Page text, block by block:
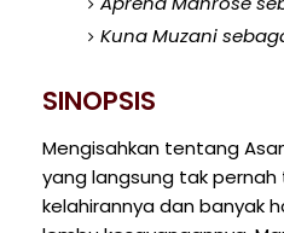
Kuna Muzani
SINOPSIS
Mengisahkan tentang
yang langsung tak
kelahirannya dan banyak